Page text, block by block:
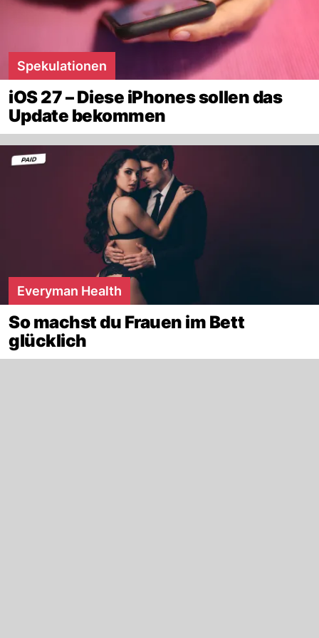
Spekulationen
iOS 27 – Diese iPhones sollen das
Update bekommen
Everyman Health
So machst du Frauen im Bett
glücklich